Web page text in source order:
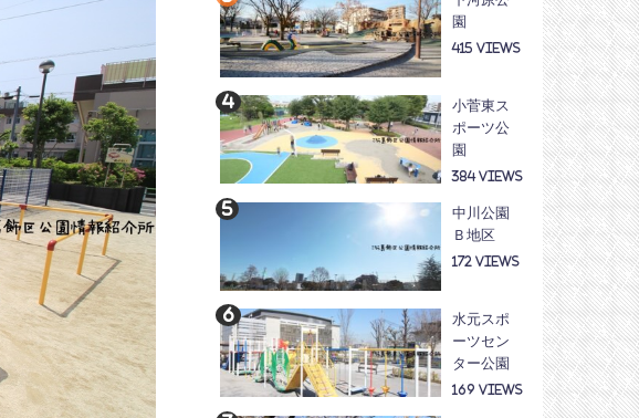
園
415
小菅東ス
ポーツ公
園
384
中川公園
Ｂ地区
172
水元スポ
ーツセン
ター公園
169